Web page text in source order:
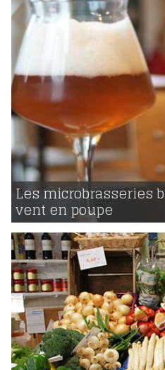
Les microbrasseries
vent en poupe
31 | 03 | 2016
940